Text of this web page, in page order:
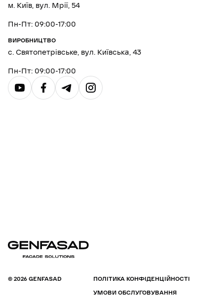
м. Київ, вул. Мрії, 54
Пн-Пт: 09:00-17:00
ВИРОБНИЦТВО
с. Святопетрівське, вул. Київська, 43
Пн-Пт: 09:00-17:00
© 2026 GENFASAD
ПОЛІТИКА КОНФІДЕНЦІЙНОСТІ
УМОВИ ОБСЛУГОВУВАННЯ